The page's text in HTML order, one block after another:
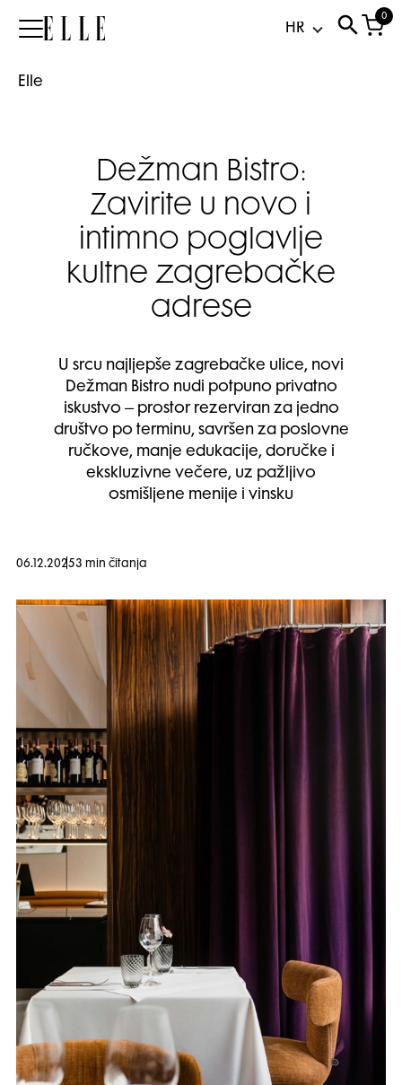
Elle
0
Elle
Dežman Bistro:
Zavirite u novo i
intimno poglavlje
kultne zagrebačke
adrese
U srcu najljepše zagrebačke ulice, novi
Dežman Bistro nudi potpuno privatno
iskustvo – prostor rezerviran za jedno
društvo po terminu, savršen za poslovne
ručkove, manje edukacije, doručke i
ekskluzivne večere, uz pažljivo
osmišljene menije i vinsku
06.12.20253 min čitanja